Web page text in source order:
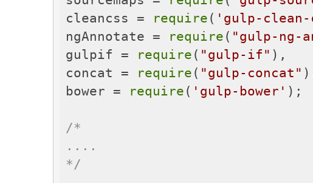
cleancss =
require ( 'gulp-clean-
ngAnnotate =
require ( "gulp-ng-
gulpif =
require ( "gulp-if" ),
concat =
require ( "gulp-concat"
bower =
require ( 'gulp-bower' );
/*
....
*/